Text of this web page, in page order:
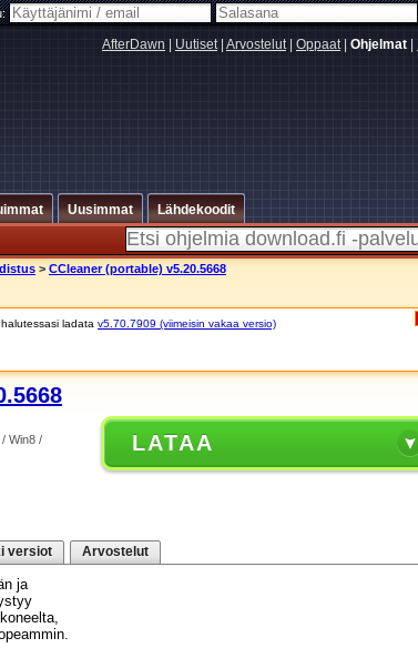
AfterDawn Uutiset| Arvostelut| Oppaat| Ohjelmat
Uusimmat Lähdekoodit
> CCleaner (portable) v5.20.5668
ladata v5.70.7909 (viimeisin vakaa versio)
Win8 /
LATAA
versiot Arvostelut
ja